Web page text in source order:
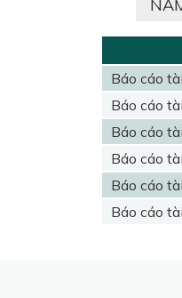
Báo cáo
Báo cáo
Báo cáo
Báo cáo
Báo cáo
Báo cáo